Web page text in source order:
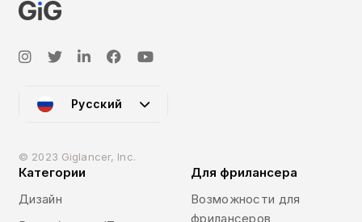
Русский
© 2023 Giglancer, Inc.
Категории
Дизайн
Для фрилансера
Возможности для
фрилансеров